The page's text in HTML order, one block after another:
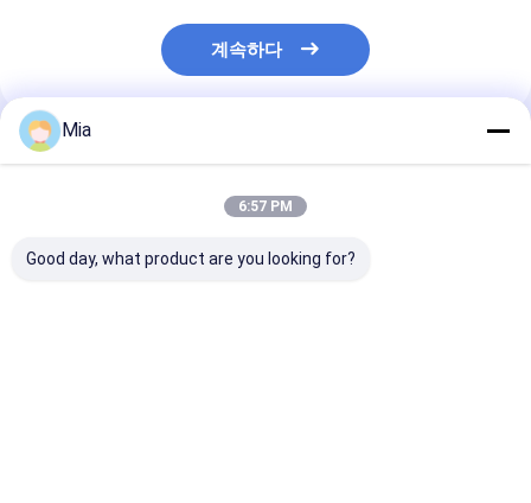
계속하다
추천된 제품
Mia
6:57 PM
Good day, what product are you looking for?